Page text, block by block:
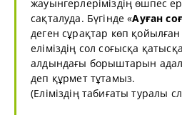
жауынгерлеріміздің өшпес
сақталуда. Бүгінде «Ауған
деген сұрақтар көп қойылған
еліміздің сол соғысқа
алдындағы борыштарын адал
деп құрмет тұтамыз.
(Еліміздің табиғаты туралы